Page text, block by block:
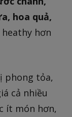
hoa quả,
hơn
phong tỏa,
cả nhiều
ít món hơn,